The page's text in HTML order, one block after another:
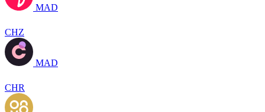
MAD
CHZ
MAD
CHR